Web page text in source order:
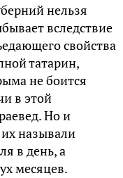
нельзя
вследствие
свойства
татарин,
не боится
в этой
Но и
называли
в день, а
месяцев.